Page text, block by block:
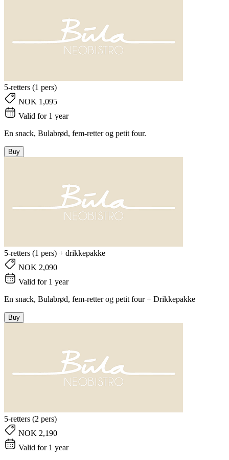
5-retters (1 pers)
NOK 1,095
Valid for 1 year
En snack, Bulabrød, fem-retter og petit four.
Buy
5-retters (1 pers) + drikkepakke
NOK 2,090
Valid for 1 year
En snack, Bulabrød, fem-retter og petit four + Drikkepakke
Buy
5-retters (2 pers)
NOK 2,190
Valid for 1 year